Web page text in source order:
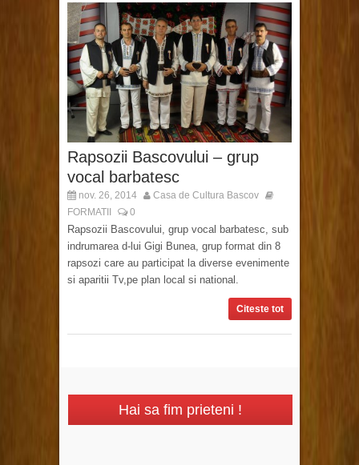
Rapsozii Bascovului – grup
vocal barbatesc
nov. 26, 2014
Casa de Cultura Bascov
FORMATII
0
Rapsozii Bascovului, grup vocal barbatesc, sub
indrumarea d-lui Gigi Bunea, grup format din 8
rapsozi care au participat la diverse evenimente
si aparitii Tv,pe plan local si national.
Citeste tot
Hai sa fim prieteni !